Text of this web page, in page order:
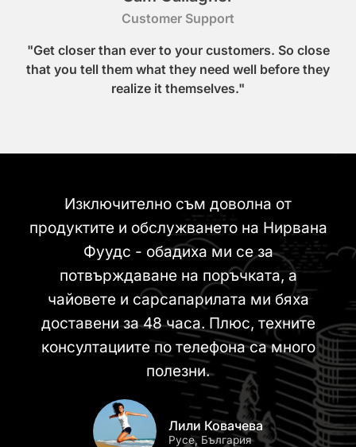
Customer Support
"Get closer than ever to your customers. So close
that you tell them what they need well before they
realize it themselves."
Изключително съм доволна от
продуктите и обслужването на Нирвана
Фуудс - обадиха ми се за
потвърждаване на поръчката, а
чайовете и сарсапарилата ми бяха
доставени за 48 часа. Плюс, техните
консултациите по телефона са много
полезни.
Лили Ковачева
Русе, България